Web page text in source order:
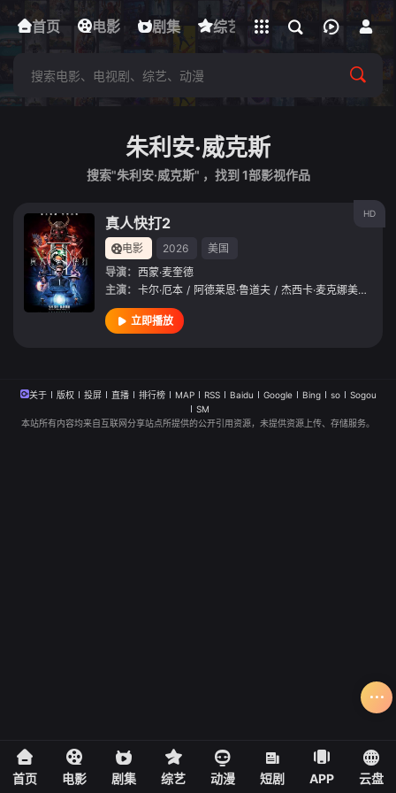
首页 电影 剧集 综艺 动漫 短剧
下载客户端
立即登录
朱利安·威克斯
搜索"朱利安·威克斯" ，找到 1部影视作品
HD
真人快打2
电影 2026
美国
导演： 西蒙·麦奎德
主演： 卡尔·厄本 / 阿德莱恩·鲁道夫 / 杰西卡·麦克娜美 /
立即播放
关于 版权 投屏 直播 排行榜 MAP RSS Baidu Google Bing so
Sogou
SM
本站所有内容均来自互联网分享站点所提供的公开引用资源，未提供资源上传、存储服务。
首页 电影 剧集 综艺 动漫 短剧 APP 云盘